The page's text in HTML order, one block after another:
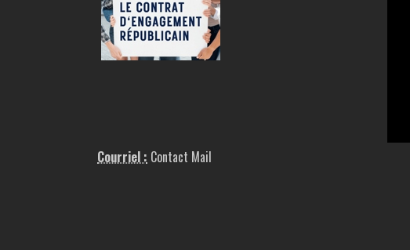
Courriel : Contact Mail